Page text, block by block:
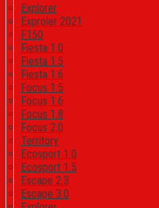
Explorer
Exproler 2021
F150
Fiesta 1.0
Fiesta 1.5
Fiesta 1.6
Focus 1.5
Focus 1.6
Focus 1.8
Focus 2.0
Territory
Ecosport 1.0
Ecosport 1.5
Escape 2.3
Escape 3.0